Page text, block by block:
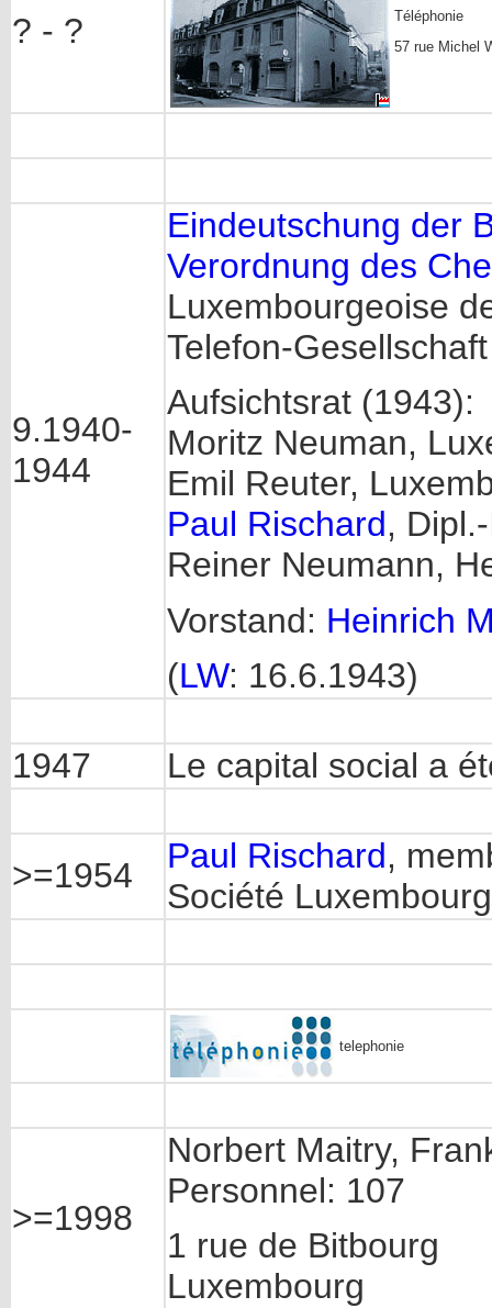
? - ?
Téléphonie
57 rue Michel
9.1940-
1944
Eindeutschung der
Verordnung des
Luxembourgeoise
Telefon-
Aufsichtsrat (1943):
Moritz Neuman,
Emil Reuter,
Paul Rischard,
Reiner Neumann,
Vorstand: Heinrich
(LW: 16.6.1943)
1947 Le capital social a
>=1954 Paul Rischard,
Société
telephonie
>=1998
Norbert Maitry,
Personnel: 107
1 rue de Bitbourg
Luxembourg